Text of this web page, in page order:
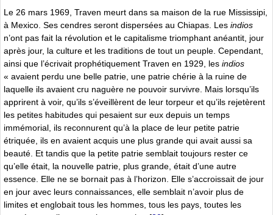
Le 26 mars 1969, Traven meurt dans sa maison de la rue Mississipi,
à Mexico. Ses cendres seront dispersées au Chiapas. Les indios
n’ont pas fait la révolution et le capitalisme triomphant anéantit, jour
après jour, la culture et les traditions de tout un peuple. Cependant,
ainsi que l’écrivait prophétiquement Traven en 1929, les indios
« avaient perdu une belle patrie, une patrie chérie à la ruine de
laquelle ils avaient cru naguère ne pouvoir survivre. Mais lorsqu’ils
apprirent à voir, qu’ils s’éveillèrent de leur torpeur et qu’ils rejetèrent
les petites habitudes qui pesaient sur eux depuis un temps
immémorial, ils reconnurent qu’à la place de leur petite patrie
étriquée, ils en avaient acquis une plus grande qui avait aussi sa
beauté. Et tandis que la petite patrie semblait toujours rester ce
qu’elle était, la nouvelle patrie, plus grande, était d’une autre
essence. Elle ne se bornait pas à l’horizon. Elle s’accroissait de jour
en jour avec leurs connaissances, elle semblait n’avoir plus de
limites et englobait tous les hommes, tous les pays, toutes les